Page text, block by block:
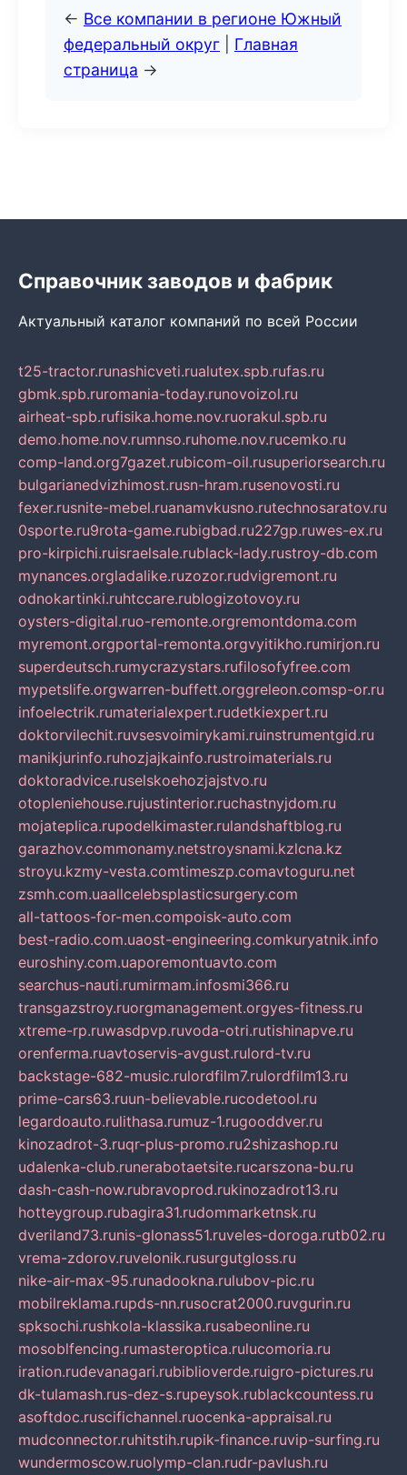
← Все компании в регионе Южный
федеральный округ
Главная
страница →
Справочник заводов и фабрик
Актуальный каталог компаний по всей России
t25-tractor.runashicveti.rualutex.spb.rufas.ru
gbmk.spb.ruromania-today.runovoizol.ru
airheat-spb.rufisika.home.nov.ruorakul.spb.ru
demo.home.nov.rumnso.ruhome.nov.rucemko.ru
comp-land.org7gazet.rubicom-oil.rusuperiorsearch.ru
bulgarianedvizhimost.rusn-hram.rusenovosti.ru
fexer.rusnite-mebel.ruanamvkusno.rutechnosaratov.ru
0sporte.ru9rota-game.rubigbad.ru227gp.ruwes-ex.ru
pro-kirpichi.ruisraelsale.rublack-lady.rustroy-db.com
mynances.orgladalike.ruzozor.rudvigremont.ru
odnokartinki.ruhtccare.rublogizotovoy.ru
oysters-digital.ruo-remonte.orgremontdoma.com
myremont.orgportal-remonta.orgvyitikho.rumirjon.ru
superdeutsch.rumycrazystars.rufilosofyfree.com
mypetslife.orgwarren-buffett.orggreleon.comsp-or.ru
infoelectrik.rumaterialexpert.rudetkiexpert.ru
doktorvilechit.ruvsesvoimirykami.ruinstrumentgid.ru
manikjurinfo.ruhozjajkainfo.rustroimaterials.ru
doktoradvice.ruselskoehozjajstvo.ru
otopleniehouse.rujustinterior.ruchastnyjdom.ru
mojateplica.rupodelkimaster.rulandshaftblog.ru
garazhov.commonamy.netstroysnami.kzlcna.kz
stroyu.kzmy-vesta.comtimeszp.comavtoguru.net
zsmh.com.uaallcelebsplasticsurgery.com
all-tattoos-for-men.compoisk-auto.com
best-radio.com.uaost-engineering.comkuryatnik.info
euroshiny.com.uaporemontuavto.com
searchus-nauti.rumirmam.infosmi366.ru
transgazstroy.ruorgmanagement.orgyes-fitness.ru
xtreme-rp.ruwasdpvp.ruvoda-otri.rutishinapve.ru
orenferma.ruavtoservis-avgust.rulord-tv.ru
backstage-682-music.rulordfilm7.rulordfilm13.ru
prime-cars63.ruun-believable.rucodetool.ru
legardoauto.rulithasa.rumuz-1.rugooddver.ru
kinozadrot-3.ruqr-plus-promo.ru2shizashop.ru
udalenka-club.runerabotaetsite.rucarszona-bu.ru
dash-cash-now.rubravoprod.rukinozadrot13.ru
hotteygroup.rubagira31.rudommarketnsk.ru
dveriland73.runis-glonass51.ruveles-doroga.rutb02.ru
vrema-zdorov.ruvelonik.rusurgutgloss.ru
nike-air-max-95.runadookna.rulubov-pic.ru
mobilreklama.rupds-nn.rusocrat2000.ruvgurin.ru
spksochi.rushkola-klassika.rusabeonline.ru
mosoblfencing.rumasteroptica.rulucomoria.ru
iration.rudevanagari.rubiblioverde.ruigro-pictures.ru
dk-tulamash.rus-dez-s.rupeysok.rublackcountess.ru
asoftdoc.ruscifichannel.ruocenka-appraisal.ru
mudconnector.ruhitstih.rupik-finance.ruvip-surfing.ru
wundermoscow.ruolymp-clan.rudr-pavlush.ru